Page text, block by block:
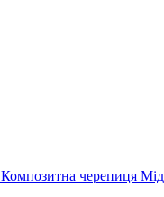
Композитна черепиця